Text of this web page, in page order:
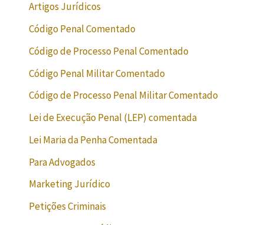
Artigos Jurídicos
Código Penal Comentado
Código de Processo Penal Comentado
Código Penal Militar Comentado
Código de Processo Penal Militar Comentado
Lei de Execução Penal (LEP) comentada
Lei Maria da Penha Comentada
Para Advogados
Marketing Jurídico
Petições Criminais